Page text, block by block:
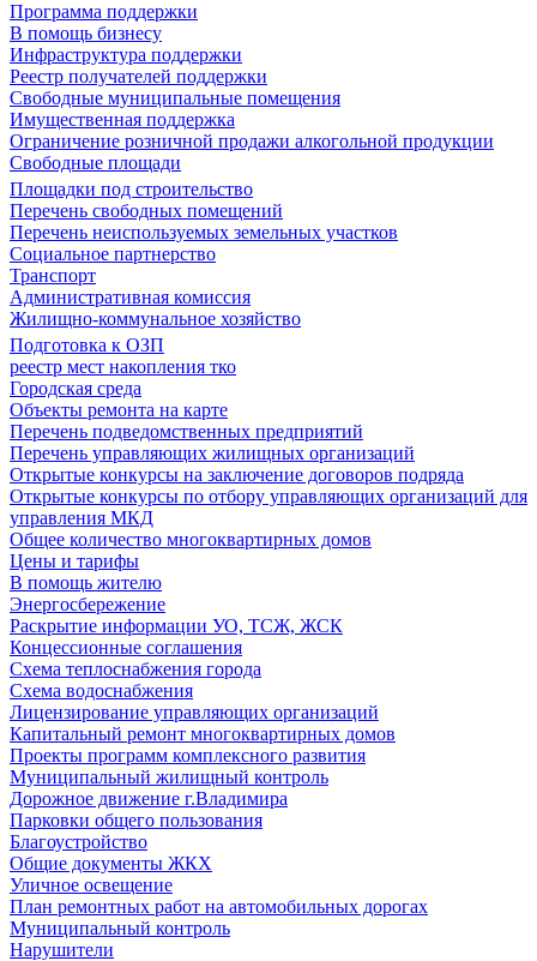
Программа поддержки
В помощь бизнесу
Инфраструктура поддержки
Реестр получателей поддержки
Свободные муниципальные помещения
Имущественная поддержка
Ограничение розничной продажи алкогольной продукции
Свободные площади
Площадки под строительство
Перечень свободных помещений
Перечень неиспользуемых земельных участков
Социальное партнерство
Транспорт
Административная комиссия
Жилищно-коммунальное хозяйство
Подготовка к ОЗП
реестр мест накопления тко
Городская среда
Объекты ремонта на карте
Перечень подведомственных предприятий
Перечень управляющих жилищных организаций
Открытые конкурсы на заключение договоров подряда
Открытые конкурсы по отбору управляющих организаций для
управления МКД
Общее количество многоквартирных домов
Цены и тарифы
В помощь жителю
Энергосбережение
Раскрытие информации УО, ТСЖ, ЖСК
Концессионные соглашения
Схема теплоснабжения города
Схема водоснабжения
Лицензирование управляющих организаций
Капитальный ремонт многоквартирных домов
Проекты программ комплексного развития
Муниципальный жилищный контроль
Дорожное движение г.Владимира
Парковки общего пользования
Благоустройство
Общие документы ЖКХ
Уличное освещение
План ремонтных работ на автомобильных дорогах
Муниципальный контроль
Нарушители